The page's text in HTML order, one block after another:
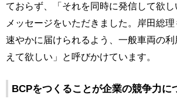
ておらず、「それを同時に発信して欲
メッセージをいただきました。岸田総
速やかに届けられるよう、一般車両の
えて欲しい」と呼びかけています。
BCPをつくることが企業の競争力に